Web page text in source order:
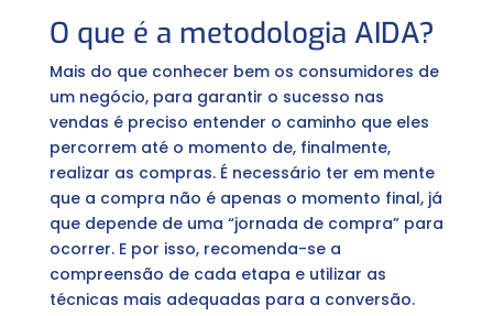
O que é a metodologia AIDA?
Mais do que conhecer bem os consumidores de
um negócio, para garantir o sucesso nas
vendas é preciso entender o caminho que eles
percorrem até o momento de, finalmente,
realizar as compras. É necessário ter em mente
que a compra não é apenas o momento final, já
que depende de uma “jornada de compra” para
ocorrer. E por isso, recomenda-se a
compreensão de cada etapa e utilizar as
técnicas mais adequadas para a conversão.